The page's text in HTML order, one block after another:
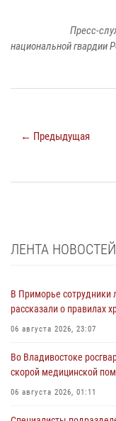
Пресс-
национальной гвардии
← Предыдущая
ЛЕНТА НОВОСТЕЙ
В Приморье сотрудники
рассказали о правилах
06 августа 2026, 23:07
Во Владивостоке
скорой медицинской
06 августа 2026, 01:11